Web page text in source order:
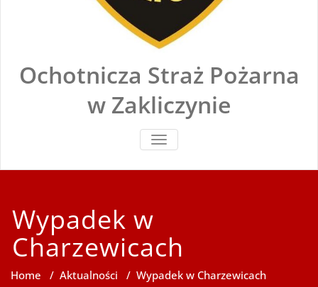
Ochotnicza Straż Pożarna
w Zakliczynie
TOGGLE
NAVIGATION
Wypadek w
Charzewicach
Home / Aktualności / Wypadek w Charzewicach